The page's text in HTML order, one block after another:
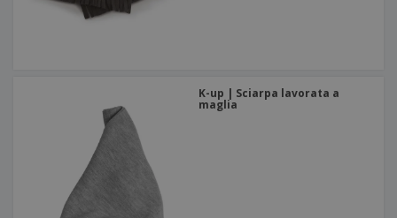
K-up | Sciarpa lavorata a
maglia